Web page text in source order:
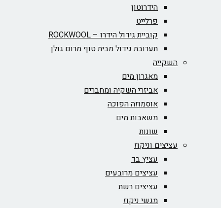
הידרוטון
פרלייט
קוביית גידול הידרו – ROCKWOOL‏
תערובת גידול מבית טוף מרום גולן
השקייה
מאגרון מים
אביזרי השקיה ומחברים
אוסמוזה הפוכה
משאבות מים
שונות
עציצים וניקוז
עציץ בד
עציצים מרובעים
עציצים רשת
מגשי ניקוז